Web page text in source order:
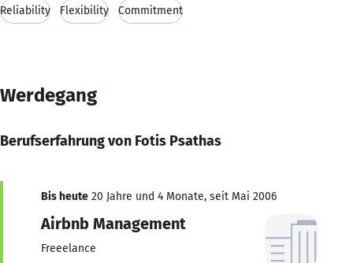
Reliability Flexibility Commitment
Werdegang
Berufserfahrung von Fotis Psathas
Bis heute 20 Jahre und 4 Monate, seit Mai 2006
Airbnb Management
Freeelance